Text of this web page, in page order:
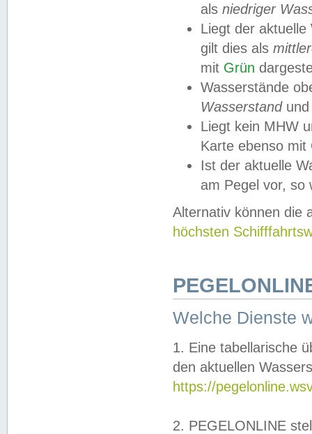
als niedriger
Liegt der
gilt dies als
mit Grün
Wasserstände
Wasserstandund
Liegt kein MHW
Karte ebenso mit
Ist der aktuelle
am Pegel vor,
Alternativ können die
höchsten
Welche Dienste
1. Eine tabellarische
den aktuellen
https://
2. PEGELONLINE